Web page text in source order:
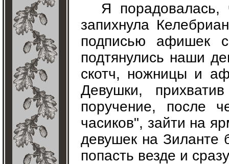
Я порадовалась,
запихнула
подписью афишек
подтянулись наши
скотч, ножницы и
Девушки,
поручение, после
часиков", зайти на
девушек на Зиланте
попасть везде и